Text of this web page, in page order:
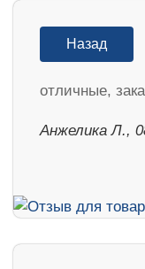
Назад
отличные,
Анжелика Л.,